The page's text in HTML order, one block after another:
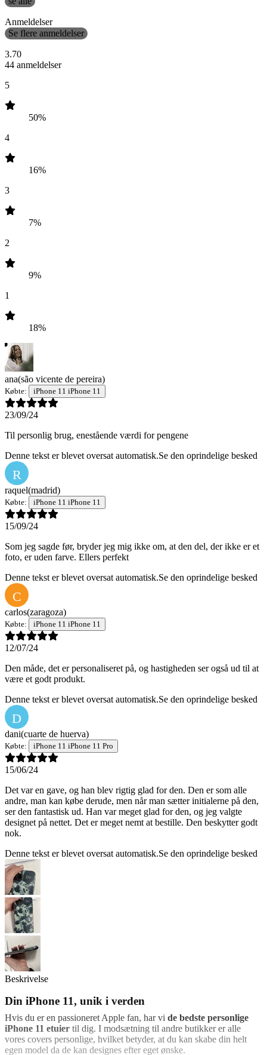
Anmeldelser
Se flere anmeldelser
3.70
44 anmeldelser
5
50%
4
16%
3
7%
2
9%
1
18%
ana(são vicente de pereira)
Købte: iPhone 11 iPhone 11
23/09/24
Til personlig brug, enestående værdi for pengene
Denne tekst er blevet oversat automatisk.Se den oprindelige besked
R
raquel(madrid)
Købte: iPhone 11 iPhone 11
15/09/24
Som jeg sagde før, bryder jeg mig ikke om, at den del, der ikke er et
foto, er uden farve. Ellers perfekt
Denne tekst er blevet oversat automatisk.Se den oprindelige besked
C
carlos(zaragoza)
Købte: iPhone 11 iPhone 11
12/07/24
Den måde, det er personaliseret på, og hastigheden ser også ud til at
være et godt produkt.
Denne tekst er blevet oversat automatisk.Se den oprindelige besked
D
dani(cuarte de huerva)
Købte: iPhone 11 iPhone 11 Pro
15/06/24
Det var en gave, og han blev rigtig glad for den. Den er som alle
andre, man kan købe derude, men når man sætter initialerne på den,
ser den fantastisk ud. Han var meget glad for den, og jeg valgte
designet på nettet. Det er meget nemt at bestille. Den beskytter godt
nok.
Denne tekst er blevet oversat automatisk.Se den oprindelige besked
Beskrivelse
Din iPhone 11, unik i verden
Hvis du er en passioneret Apple fan, har vi de bedste personlige
iPhone 11 etuier til dig. I modsætning til andre butikker er alle
vores covers personlige, hvilket betyder, at du kan skabe din helt
egen model da de kan designes efter eget ønske.